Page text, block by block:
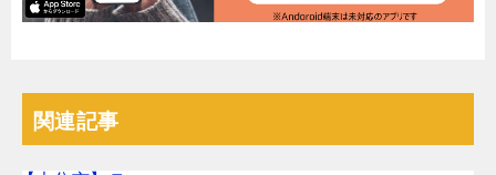
関連記事